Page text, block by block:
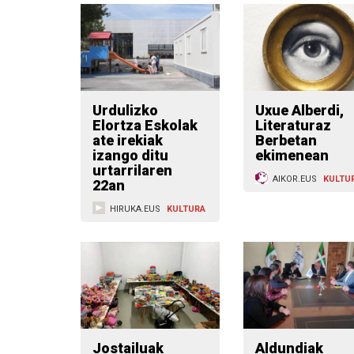
Urdulizko
Elortza Eskolak
ate irekiak
izango ditu
urtarrilaren
22an
HIRUKA.EUS KULTURA
Uxue Alberdi,
Literaturaz
Berbetan
ekimenean
AIKOR.EUS
Jostailuak Aldundiak